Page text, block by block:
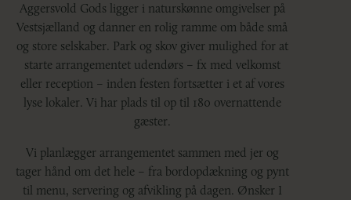
Aggersvold Gods ligger i naturskønne omgivelser på
Vestsjælland og danner en rolig ramme om både små
og store selskaber. Park og skov giver mulighed for at
starte arrangementet udendørs – fx med velkomst
eller reception – inden festen fortsætter i et af vores
lyse lokaler. Vi har plads til op til 180 overnattende
gæster.
Vi planlægger arrangementet sammen med jer og
tager hånd om det hele – fra bordopdækning og pynt
til menu, servering og afvikling på dagen. Ønsker I